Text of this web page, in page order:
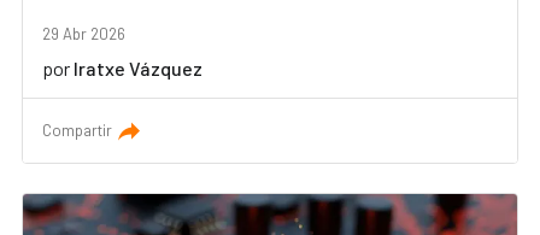
29 Abr 2026
por Iratxe Vázquez
Compartir